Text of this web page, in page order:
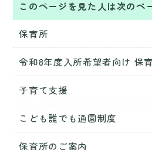
このページを見た人は次のペ
保育所
令和8年度入所希望者向け 保
子育て支援
こども誰でも通園制度
保育所のご案内